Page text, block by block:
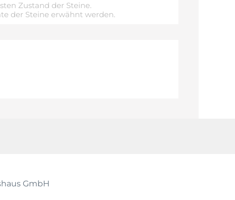
Zustand der Steine.
der Steine erwähnt werden.
GmbH